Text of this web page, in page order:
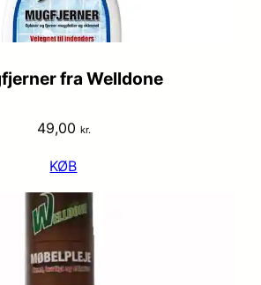
fra Welldone
49,00 kr.
KØB